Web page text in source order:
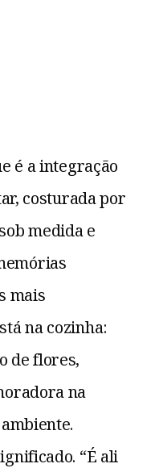
é a integração
costurada por
medida e
mais
na cozinha:
de flores,
na
“É ali